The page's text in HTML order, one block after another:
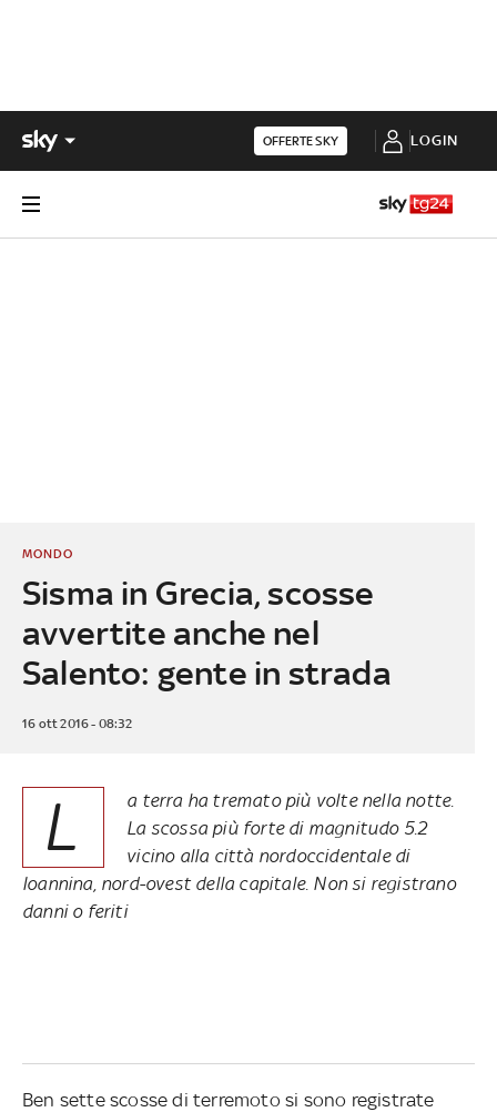
OFFERTE SKY LOGIN
Sisma in Grecia, scosse
avvertite anche nel
Salento: gente in strada
MONDO
16 ott 2016 - 08:32
L
a terra ha tremato più volte nella notte.
La scossa più forte di magnitudo 5.2
vicino alla città nordoccidentale di
Ioannina, nord-ovest della capitale. Non si registrano
danni o feriti
Ben sette scosse di terremoto si sono registrate